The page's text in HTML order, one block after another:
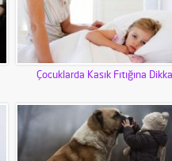
Çocuklarda Kasık Fıtığına